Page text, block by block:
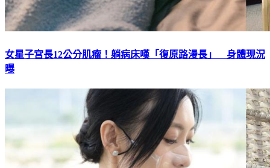
女星子宮長12公分肌瘤！躺病床嘆「復原路漫長」 身體現況
曝